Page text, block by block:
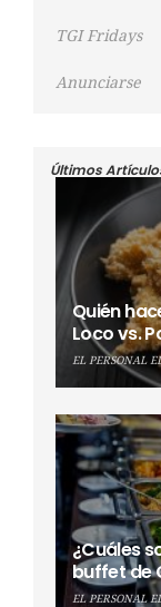
TGI Fridays
Anunciarse
Últimos
Quién
Loco vs.
EL PERSONAL
¿Cuáles
buffet de
EL PERSONAL